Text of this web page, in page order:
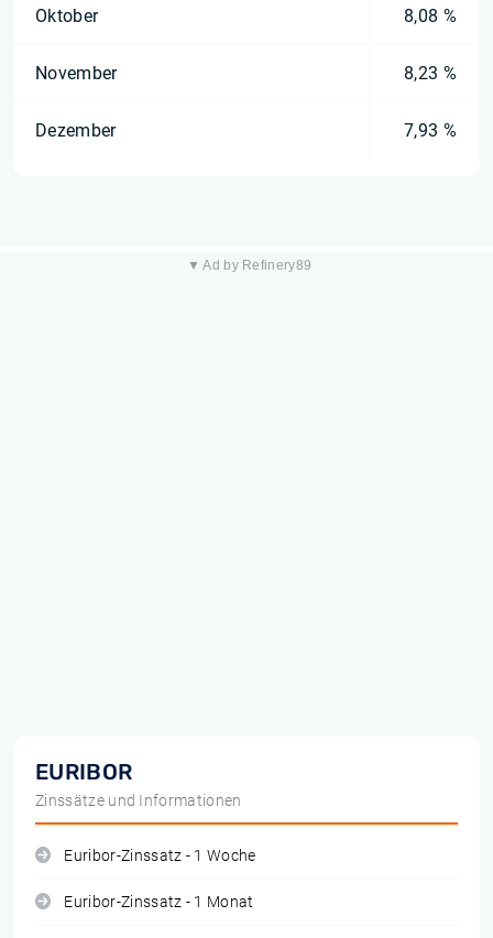
Oktober 8,08 %
November 8,23 %
Dezember 7,93 %
▼ Ad by Refinery89
EURIBOR
Zinssätze und Informationen
Euribor-Zinssatz - 1 Woche
Euribor-Zinssatz - 1 Monat